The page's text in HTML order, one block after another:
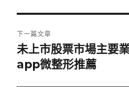
覽
文
章:
下一篇文章
下
一
未上市股票市場主要
app微整形推薦